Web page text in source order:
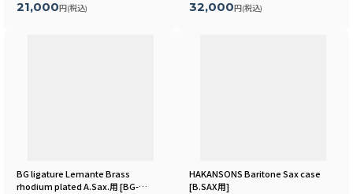
21,000 円 (税込) 32,000 円 (税込)
BG ligature Lemante Brass
rhodium plated A.Sax.用[BG-
HAKANSONS Baritone Sax case
[B.SAX用]